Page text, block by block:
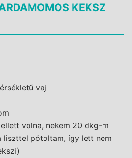
KEKSZ
vaj
volna, nekem 20 dkg-m
liszttel pótoltam, így lett nem